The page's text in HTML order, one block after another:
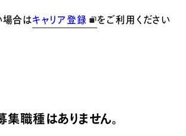
合はキャリア登録 をご利用ください
集職種はありません。